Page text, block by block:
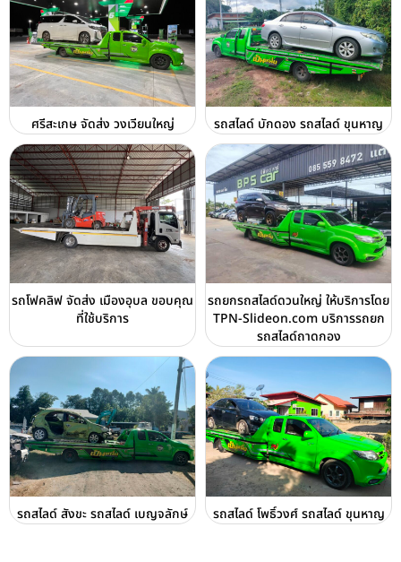
ศรีสะเกษ จัดส่ง วงเวียนใหญ่ รถสไลด์ บักดอง รถสไลด์ ขุนหาญ
รถโฟคลิฟ จัดส่ง เมืองอุบล ขอบคุณ
ที่ใช้บริการ
รถยกรถสไลด์ดวนใหญ่ ให้บริการโดย
TPN-Slideon.com บริการรถยก
รถสไลด์ถาดกอง
รถสไลด์ สังขะ รถสไลด์ เบญจลักษ์ รถสไลด์ โพธิ์วงศ์ รถสไลด์ ขุนหาญ